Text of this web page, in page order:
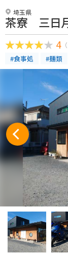
埼玉県
茶寮 三日
4
#食事処 #麺類